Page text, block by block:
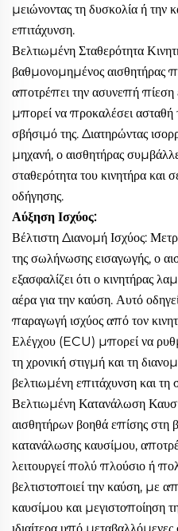
μειώνοντας τη δυσκολία ή την
επιτάχυνση.
Βελτιωμένη Σταθερότητα
βαθμονομημένος αισθητήρας
αποτρέπει την ασυνεπή πίεση
μπορεί να προκαλέσει ασταθή
σβήσιμό της. Διατηρώντας
μηχανή, ο αισθητήρας
σταθερότητα του κινητήρα και
οδήγησης.
Αύξηση Ισχύος:
Βέλτιστη Διανομή Ισχύος:
της σωλήνωσης εισαγωγής, ο
εξασφαλίζει ότι ο κινητήρας
αέρα για την καύση. Αυτό
παραγωγή ισχύος από τον
Ελέγχου (ECU) μπορεί να
τη χρονική στιγμή και τη
βελτιωμένη επιτάχυνση και τη
Βελτιωμένη Κατανάλωση
αισθητήρων βοηθά επίσης στη
κατανάλωσης καυσίμου,
λειτουργεί πολύ πλούσιο ή
βελτιστοποιεί την καύση, με
καυσίμου και μεγιστοποίηση